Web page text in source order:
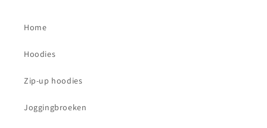
Home
Hoodies
Zip-up hoodies
Joggingbroeken